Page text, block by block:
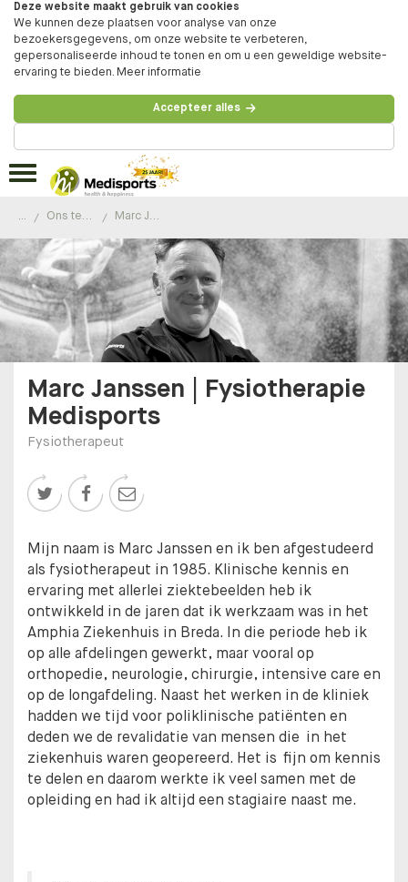
Deze website maakt gebruik van cookies
We kunnen deze plaatsen voor analyse van onze
bezoekersgegevens, om onze website te verbeteren,
gepersonaliseerde inhoud te tonen en om u een geweldige website-
ervaring te bieden. Meer informatie
Accepteer alles
... Ons team Marc Janssen
Marc Janssen | Fysiotherapie
Medisports
Fysiotherapeut
  
Mijn naam is Marc Janssen en ik ben afgestudeerd
als fysiotherapeut in 1985. Klinische kennis en
ervaring met allerlei ziektebeelden heb ik
ontwikkeld in de jaren dat ik werkzaam was in het
Amphia Ziekenhuis in Breda. In die periode heb ik
op alle afdelingen gewerkt, maar vooral op
orthopedie, neurologie, chirurgie, intensive care en
op de longafdeling. Naast het werken in de kliniek
hadden we tijd voor poliklinische patiënten en
deden we de revalidatie van mensen die in het
ziekenhuis waren geopereerd. Het is fijn om kennis
te delen en daarom werkte ik veel samen met de
opleiding en had ik altijd een stagiaire naast me.